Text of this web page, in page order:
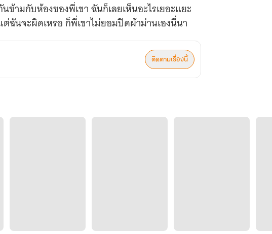
ามกับห้องของพี่เขา ฉันก็เลยเห็นอะไรเยอะแยะ
ฉันจะผิดเหรอ ก็พี่เขาไม่ยอมปิดผ้าม่านเองนี่นา
ติดตามเรื่องนี้